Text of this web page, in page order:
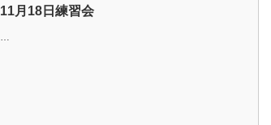
11月18日練習会
…